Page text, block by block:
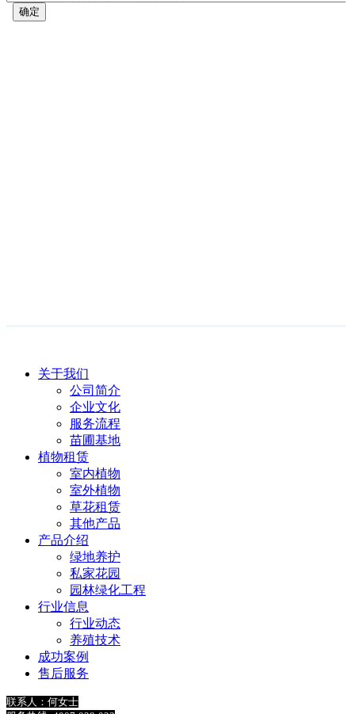
关于我们
公司简介
企业文化
服务流程
苗圃基地
植物租赁
室内植物
室外植物
草花租赁
其他产品
产品介绍
绿地养护
私家花园
园林绿化工程
行业信息
行业动态
养殖技术
成功案例
售后服务
联系人：何女士